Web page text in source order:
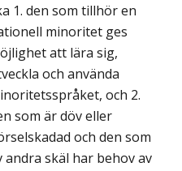
1. den som tillhör en
minoritet ges
att lära sig,
och använda
och 2.
som är döv eller
och den som
andra skäl har behov av